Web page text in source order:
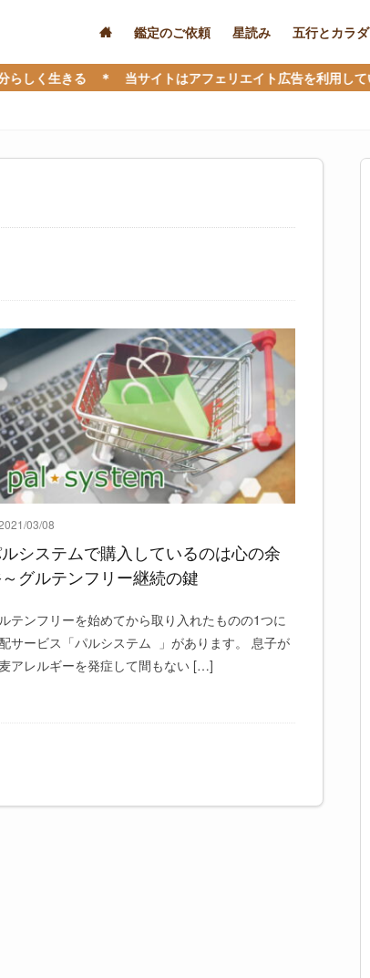
鑑定のご依頼 星読み 五行とカラダ
る ＊ 当サイトはアフェリエイト広告を利用しています ＊
03/08
システムで購入しているのは心の余
グルテンフリー継続の鍵
テンフリーを始めてから取り入れたものの1つに
サービス「パルシステム 」があります。 息子が
アレルギーを発症して間もない […]